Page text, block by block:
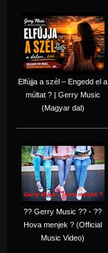
Elfújja a szél – Engedd el a
múltat ? | Gerry Music
(Magyar dal)
?? Gerry Music ?? - ??
Hova menjek ? (Official
Music Video)